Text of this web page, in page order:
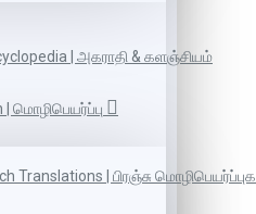
| அகராதி & களஞ்சியம்
மொழிபெயர்ப்பு
Translations | பிரஞ்சு